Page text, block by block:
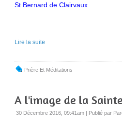
St Bernard de Clairvaux
Lire la suite
Prière Et Méditations
A l'image de la
30 Décembre 2016, 09:41am | Publié par